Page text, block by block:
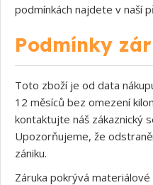
podmínkách najdete v naší
Podmínky
Toto zboží je od data
12 měsíců bez omezení
kontaktujte náš zákaznický
Upozorňujeme, že
zániku.
Záruka pokrývá